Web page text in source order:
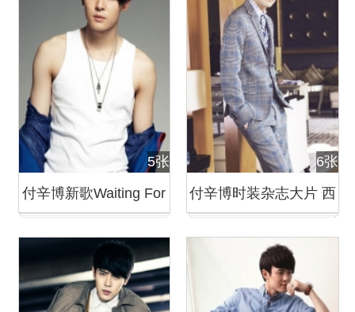
5张
付辛博新歌Waiting For
6张
付辛博时装杂志大片 西